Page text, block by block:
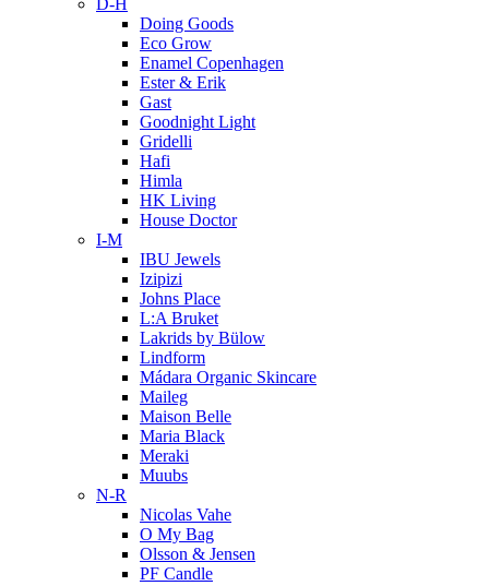
D-H
Doing Goods
Eco Grow
Enamel Copenhagen
Ester & Erik
Gast
Goodnight Light
Gridelli
Hafi
Himla
HK Living
House Doctor
I-M
IBU Jewels
Izipizi
Johns Place
L:A Bruket
Lakrids by Bülow
Lindform
Mádara Organic Skincare
Maileg
Maison Belle
Maria Black
Meraki
Muubs
N-R
Nicolas Vahe
O My Bag
Olsson & Jensen
PF Candle